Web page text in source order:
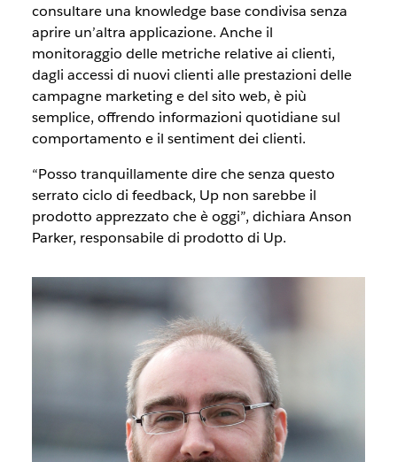
consultare una knowledge base condivisa senza
aprire un’altra applicazione. Anche il
monitoraggio delle metriche relative ai clienti,
dagli accessi di nuovi clienti alle prestazioni delle
campagne marketing e del sito web, è più
semplice, offrendo informazioni quotidiane sul
comportamento e il sentiment dei clienti.
“Posso tranquillamente dire che senza questo
serrato ciclo di feedback, Up non sarebbe il
prodotto apprezzato che è oggi”, dichiara Anson
Parker, responsabile di prodotto di Up.